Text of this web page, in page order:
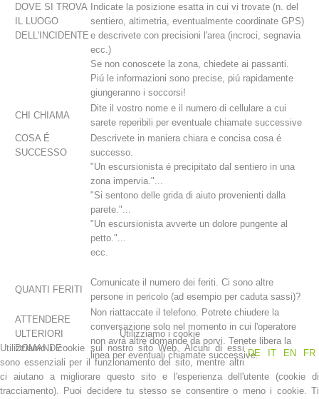
Stazioni del soccorso alpino
DOVE SI TROVA
IL LUOGO
DELL'INCIDENTE
Indicate la posizione esatta in cui vi trovate (n. del
sentiero, altimetria, eventualmente coordinate GPS)
e descrivete con precisioni l'area (incroci, segnavia
ecc.)
Se non conoscete la zona, chiedete ai passanti.
Piú le informazioni sono precise, piú rapidamente
giungeranno i soccorsi!
CHI CHIAMA
Dite il vostro nome e il numero di cellulare a cui
sarete reperibili per eventuale chiamate successive
COSA É
SUCCESSO
Descrivete in maniera chiara e concisa cosa é
successo.
"Un escursionista é precipitato dal sentiero in una
zona impervia."...
"Si sentono delle grida di aiuto provenienti dalla
parete."...
"Un escursionista avverte un dolore pungente al
petto."...
ecc.
QUANTI FERITI
Comunicate il numero dei feriti. Ci sono altre
persone in pericolo (ad esempio per caduta sassi)?
ATTENDERE
ULTERIORI
DOMANDE
Non riattaccate il telefono. Potrete chiudere la
conversazione solo nel momento in cui l'operatore
non avrá altre domande da porvi. Tenete libera la
linea per eventuali chiamate successive.
Utilizziamo i cookie
DE
IT EN FR
Utilizziamo i cookie sul nostro sito Web. Alcuni di essi
sono essenziali per il funzionamento del sito, mentre altri
ci aiutano a migliorare questo sito e l'esperienza dell'utente (cookie di
tracciamento). Puoi decidere tu stesso se consentire o meno i cookie. Ti